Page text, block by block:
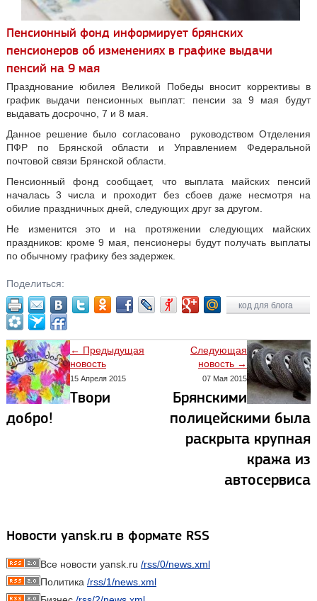
Пенсионный фонд информирует брянских
пенсионеров об изменениях в графике выдачи
пенсий на 9 мая
Празднование юбилея Великой Победы вносит коррективы в
график выдачи пенсионных выплат: пенсии за 9 мая будут
выдавать досрочно, 7 и 8 мая.
Данное решение было согласовано руководством Отделения
ПФР по Брянской области и Управлением Федеральной
почтовой связи Брянской области.
Пенсионный фонд сообщает, что выплата майских пенсий
началась 3 числа и проходит без сбоев даже несмотря на
обилие праздничных дней, следующих друг за другом.
Не изменится это и на протяжении следующих майских
праздников: кроме 9 мая, пенсионеры будут получать выплаты
по обычному графику без задержек.
Поделиться:
код для блога
← Предыдущая
новость
15 Апреля 2015
Твори
добро!
Следующая
новость →
07 Мая 2015
Брянскими
полицейскими была
раскрыта крупная
кража из
автосервиса
Новости yansk.ru в формате RSS
Все новости yansk.ru /rss/0/news.xml
Политика /rss/1/news.xml